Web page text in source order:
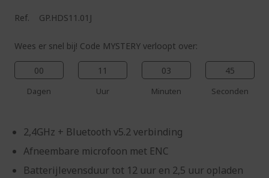
Ref. GP.HDS11.01J
Wees er snel bij! Code MYSTERY verloopt over:
00
Dagen
11
Uur
03
Minuten
44
Seconden
2,4GHz + Bluetooth v5.2 verbinding
Afneembare microfoon met ENC
Batterijlevensduur tot 12 uur en 2,5 uur opladen